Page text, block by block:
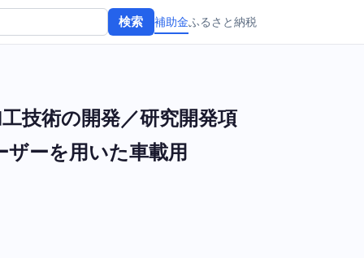
検索 補助金ふるさと納税
技術の開発／研究開発項
ーを用いた車載用